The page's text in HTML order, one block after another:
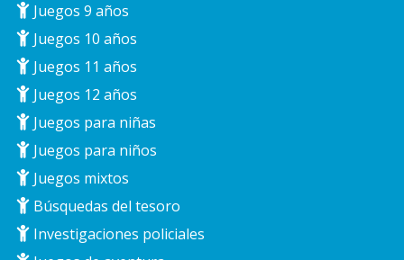
Juegos 9 años
Juegos 10 años
Juegos 11 años
Juegos 12 años
Juegos para niñas
Juegos para niños
Juegos mixtos
Búsquedas del tesoro
Investigaciones policiales